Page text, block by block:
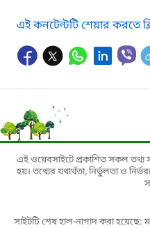
এই কনটেন্টটি শেয়ার করতে
এই ওয়েবসাইটে প্রকাশিত সকল তথ্য
হয়। তথ্যের যথার্থতা, নির্ভুলতা ও
সাইটটি শেষ হাল-নাগাদ করা